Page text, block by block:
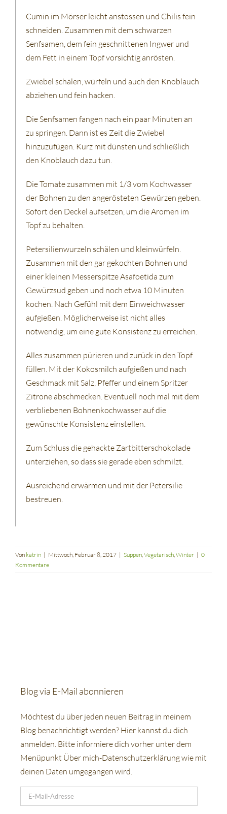
Cumin im Mörser leicht anstossen und Chilis fein
schneiden. Zusammen mit dem schwarzen
Senfsamen, dem fein geschnittenen Ingwer und
dem Fett in einem Topf vorsichtig anrösten.
Zwiebel schälen, würfeln und auch den Knoblauch
abziehen und fein hacken.
Die Senfsamen fangen nach ein paar Minuten an
zu springen. Dann ist es Zeit die Zwiebel
hinzuzufügen. Kurz mit dünsten und schließlich
den Knoblauch dazu tun.
Die Tomate zusammen mit 1/3 vom Kochwasser
der Bohnen zu den angerösteten Gewürzen geben.
Sofort den Deckel aufsetzen, um die Aromen im
Topf zu behalten.
Petersilienwurzeln schälen und kleinwürfeln.
Zusammen mit den gar gekochten Bohnen und
einer kleinen Messerspitze Asafoetida zum
Gewürzsud geben und noch etwa 10 Minuten
kochen. Nach Gefühl mit dem Einweichwasser
aufgießen. Möglicherweise ist nicht alles
notwendig, um eine gute Konsistenz zu erreichen.
Alles zusammen pürieren und zurück in den Topf
füllen. Mit der Kokosmilch aufgießen und nach
Geschmack mit Salz, Pfeffer und einem Spritzer
Zitrone abschmecken. Eventuell noch mal mit dem
verbliebenen Bohnenkochwasser auf die
gewünschte Konsistenz einstellen.
Zum Schluss die gehackte Zartbitterschokolade
unterziehen, so dass sie gerade eben schmilzt.
Ausreichend erwärmen und mit der Petersilie
bestreuen.
Von katrin | Mittwoch, Februar 8, 2017 | Suppen Vegetarisch Winter | 0
Kommentare
Blog via E-Mail abonnieren
Möchtest du über jeden neuen Beitrag in meinem
Blog benachrichtigt werden? Hier kannst du dich
anmelden. Bitte informiere dich vorher unter dem
Menüpunkt Über mich-Datenschutzerklärung wie mit
deinen Daten umgegangen wird.
Mail-